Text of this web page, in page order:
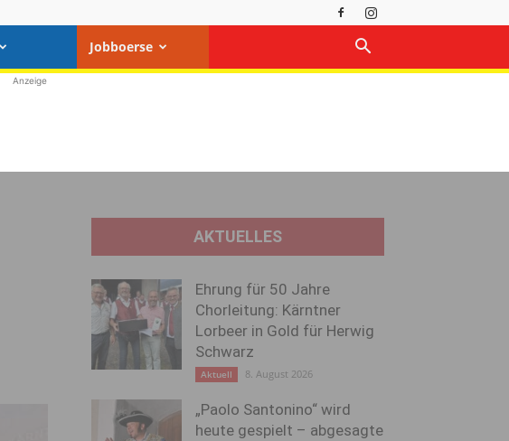
Jobboerse
Anzeige
AKTUELLES
Ehrung für 50 Jahre
Chorleitung: Kärntner
Lorbeer in Gold für Herwig
Schwarz
Aktuell 8. August 2026
„Paolo Santonino“ wird
heute gespielt – abgesagte